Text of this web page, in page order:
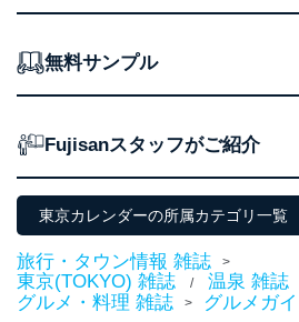
個人が特定
広告のため
2 いただいた方の個
処、オペレー
3
当社カスタマーQ＆
Aサービス利用者
の確認のため
ｅメール等
ため
ｅメール等に
ス、キャン
無料サンプル
Fujisanスタッフがご紹介
東京カレンダーの所属カテゴリ一覧
旅行・タウン情報 雑誌 >
東京(TOKYO) 雑誌 /
温泉 雑誌
グルメ・料理 雑誌
> グルメガ